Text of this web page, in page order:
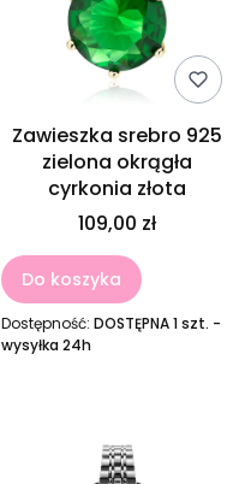
Zawieszka srebro 925
zielona okrągła
cyrkonia złota
109,00 zł
Do koszyka
Dostępność: DOSTĘPNA 1 szt. -
wysyłka 24h